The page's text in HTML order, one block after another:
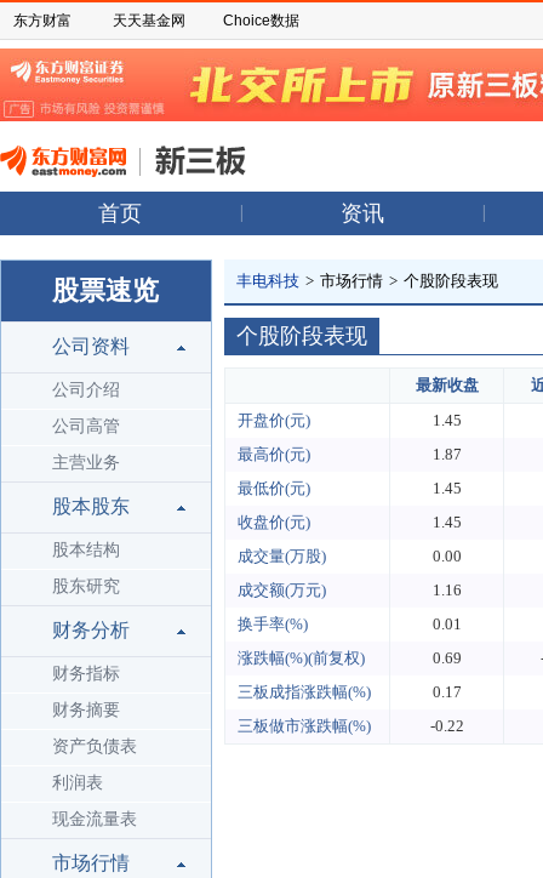
东方财富 天天基金网 Choice数据
首页 资讯
股票速览
公司资料
公司介绍
公司高管
主营业务
股本股东
股本结构
股东研究
财务分析
财务指标
财务摘要
资产负债表
利润表
现金流量表
市场行情
丰电科技 > 市场行情 > 个股阶段表现
个股阶段表现
最新收盘
开盘价(元)
1.45
最高价(元)
1.87
最低价(元)
1.45
收盘价(元)
1.45
成交量(万股)
0.00
成交额(万元)
1.16
换手率(%)
0.01
涨跌幅(%)(前复权)
0.69
三板成指涨跌幅(%)
0.17
三板做市涨跌幅(%)
-0.22